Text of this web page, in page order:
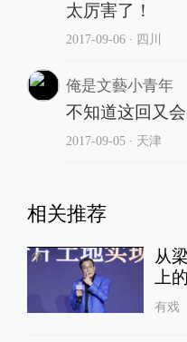
太厉害了！
2017-09-06∙ 四川
俺是文藝小青年
不知道这回又
2017-09-05∙ 天津
相关推荐
从
上
有戏